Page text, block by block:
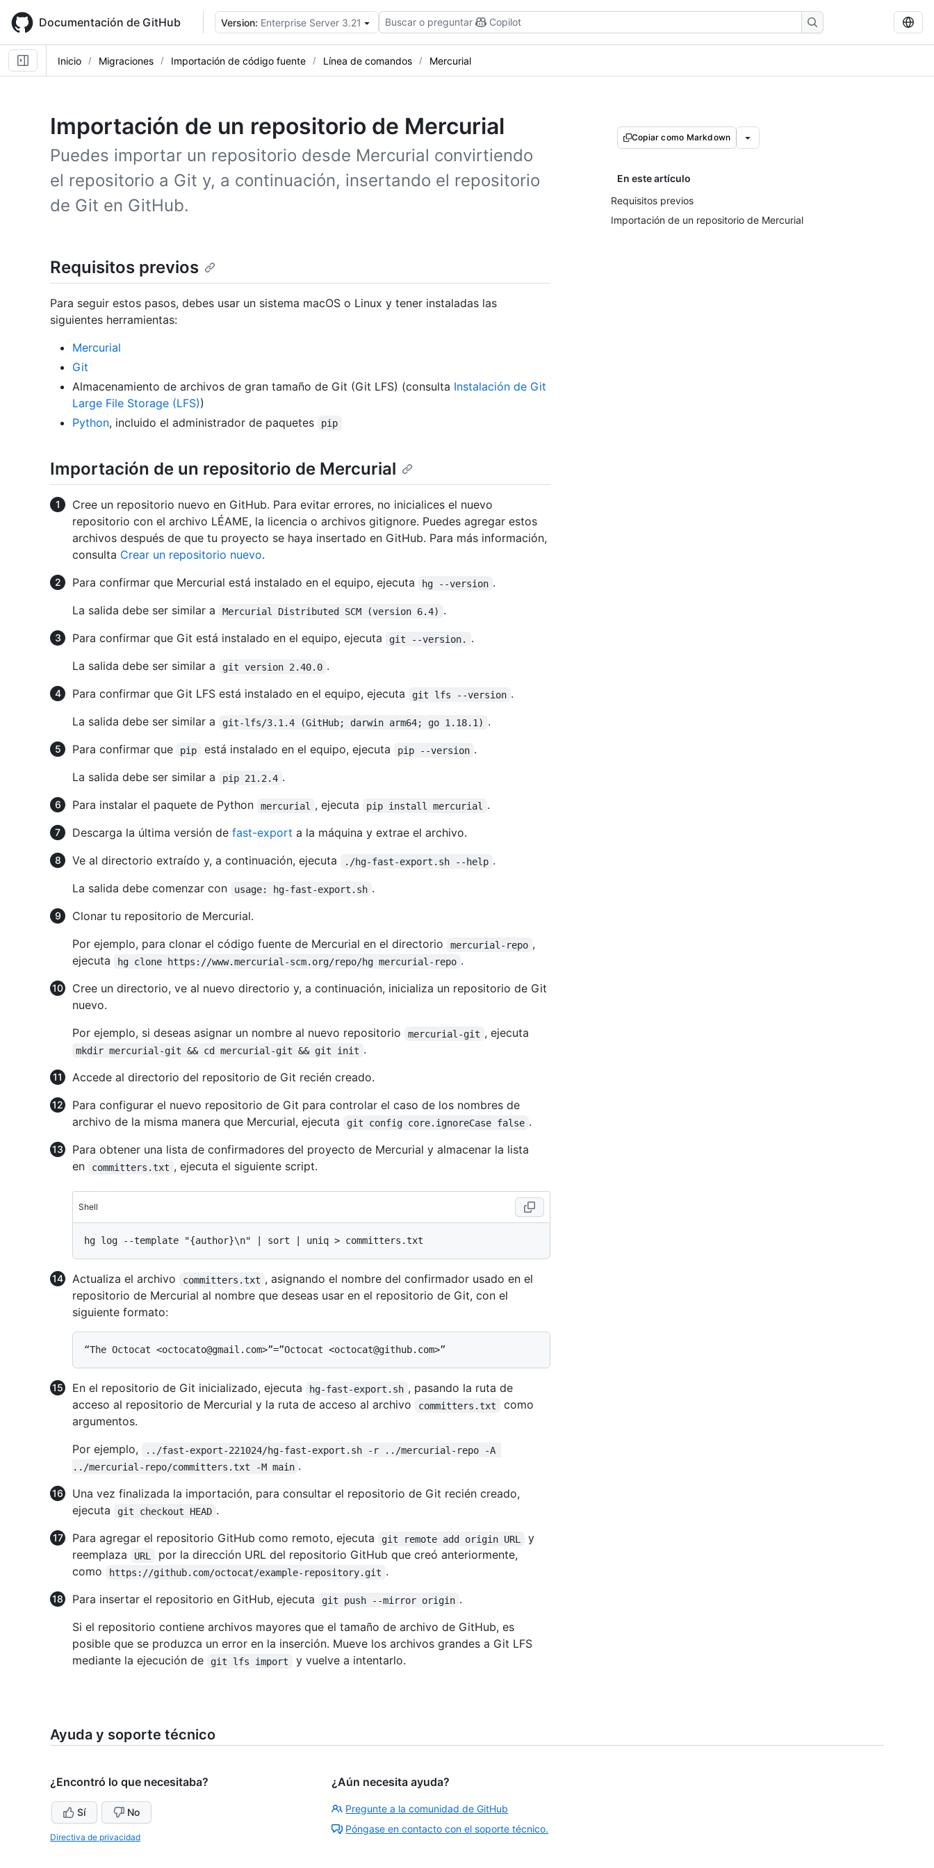
main
content
Documentación de GitHub Version: Enterprise Server 3.21 Buscar o preguntar Copilot
Inicio Migraciones Importación de código fuente Línea de comandos Mercurial
Importación de un repositorio de Mercurial
Puedes importar un repositorio desde Mercurial convirtiendo
el repositorio a Git y, a continuación, insertando el repositorio
de Git en GitHub.
Copiar como Markdown
En este artículo
Requisitos previos
Importación de un repositorio de Mercurial
Requisitos previos
Para seguir estos pasos, debes usar un sistema macOS o Linux y tener instaladas las
siguientes herramientas:
Mercurial
Git
Almacenamiento de archivos de gran tamaño de Git (Git LFS) (consulta Instalación de Git
Large File Storage (LFS))
Python, incluido el administrador de paquetes pip
Importación de un repositorio de Mercurial
Cree un repositorio nuevo en GitHub. Para evitar errores, no inicialices el nuevo
repositorio con el archivo LÉAME, la licencia o archivos gitignore. Puedes agregar estos
archivos después de que tu proyecto se haya insertado en GitHub. Para más información,
consulta Crear un repositorio nuevo.
Para confirmar que Mercurial está instalado en el equipo, ejecuta
hg --version .
La salida debe ser similar a
Mercurial Distributed SCM (version 6.4) .
Para confirmar que Git está instalado en el equipo, ejecuta
git --version.
.
La salida debe ser similar a
git version 2.40.0 .
Para confirmar que Git LFS está instalado en el equipo, ejecuta
git lfs --version .
La salida debe ser similar a
git-lfs/3.1.4 (GitHub; darwin arm64; go 1.18.1) .
Para confirmar que
pip está instalado en el equipo, ejecuta pip --version .
La salida debe ser similar a
pip 21.2.4 .
Para instalar el paquete de Python
mercurial , ejecuta pip install mercurial
.
Descarga la última versión de fast-export a la máquina y extrae el archivo.
Ve al directorio extraído y, a continuación, ejecuta
./hg-fast-export.sh --help .
La salida debe comenzar con
usage: hg-fast-export.sh .
Clonar tu repositorio de Mercurial.
Por ejemplo, para clonar el código fuente de Mercurial en el directorio
mercurial-repo ,
ejecuta
hg clone https://www.mercurial-scm.org/repo/hg mercurial-repo .
Cree un directorio, ve al nuevo directorio y, a continuación, inicializa un repositorio de Git
nuevo.
Por ejemplo, si deseas asignar un nombre al nuevo repositorio
mercurial-git , ejecuta
mkdir mercurial-git && cd mercurial-git && git init .
Accede al directorio del repositorio de Git recién creado.
Para configurar el nuevo repositorio de Git para controlar el caso de los nombres de
archivo de la misma manera que Mercurial, ejecuta
git config core.ignoreCase false .
Para obtener una lista de confirmadores del proyecto de Mercurial y almacenar la lista
en
committers.txt , ejecuta el siguiente script.
Shell
Actualiza el archivo committers.txt , asignando el nombre del confirmador usado en el
repositorio de Mercurial al nombre que deseas usar en el repositorio de Git, con el
siguiente formato:
En el repositorio de Git inicializado, ejecuta hg-fast-export.sh , pasando la ruta de
acceso al repositorio de Mercurial y la ruta de acceso al archivo
committers.txt
como
argumentos.
Por ejemplo,
../fast-export-221024/hg-fast-export.sh -r ../mercurial-repo -A
../mercurial-repo/committers.txt -M main .
Una vez finalizada la importación, para consultar el repositorio de Git recién creado,
ejecuta
git checkout HEAD .
Para agregar el repositorio GitHub como remoto, ejecuta
git remote add origin URL
y
reemplaza
URL
por la dirección URL del repositorio GitHub que creó anteriormente,
como
https://github.com/octocat/example-repository.git .
Para insertar el repositorio en GitHub, ejecuta
git push --mirror origin .
Si el repositorio contiene archivos mayores que el tamaño de archivo de GitHub, es
posible que se produzca un error en la inserción. Mueve los archivos grandes a Git LFS
mediante la ejecución de
git lfs import y vuelve a intentarlo.
Ayuda y soporte técnico
¿Encontró lo que necesitaba?
Sí No
Directiva de privacidad
¿Aún necesita ayuda?
Pregunte a la comunidad de GitHub
Póngase en contacto con el soporte técnico.